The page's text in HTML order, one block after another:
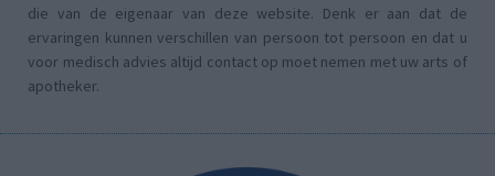
die van de eigenaar van deze website. Denk er aan dat de
ervaringen kunnen verschillen van persoon tot persoon en dat u
voor medisch advies altijd contact op moet nemen met uw arts of
apotheker.